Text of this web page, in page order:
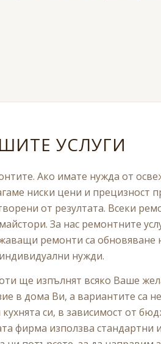
УСЛУГИ
Ако имате нужда от
ниски цени и прецизност
от резултата. Всеки
За нас ремонтните
ремонти са обновяване
нужди.
ще изпълнят всяко Ваше
в дома Ви, а вариантите са
си, в зависимост от
фирма използва стандартни